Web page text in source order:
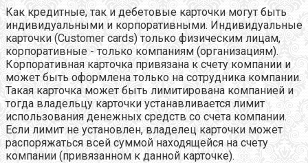
Как кредитные, так и дебетовые карточки могут быть
индивидуальными и корпоративными. Индивидуальные
карточки (Customer cards) только физическим лицам,
корпоративные - только компаниям (организациям).
Корпоративная карточка привязана к счету компании и
может быть оформлена только на сотрудника компании.
Такая карточка может быть лимитирована компанией и
тогда владельцу карточки устанавливается лимит
использования денежных средств со счета компании.
Если лимит не установлен, владелец карточки может
распоряжаться всей суммой находящейся на счету
компании (привязанном к данной карточке).